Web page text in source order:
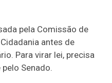
pela Comissão de
antes de
Para virar lei, precisa
Senado.